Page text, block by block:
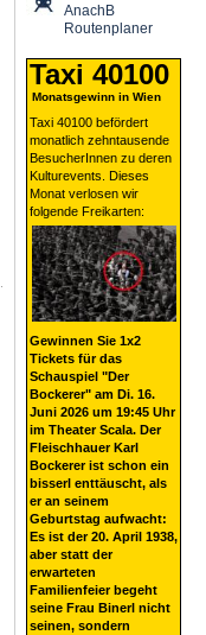
AnachB
Routenplaner
Taxi 40100
Monatsgewinn in Wien
Taxi 40100 befördert
monatlich zehntausende
BesucherInnen zu deren
Kulturevents. Dieses
Monat verlosen wir
folgende Freikarten:
Gewinnen Sie 1x2
Tickets für das
Schauspiel "Der
Bockerer" am Di. 16.
Juni 2026 um 19:45 Uhr
im Theater Scala. Der
Fleischhauer Karl
Bockerer ist schon ein
bisserl enttäuscht, als
er an seinem
Geburtstag aufwacht:
Es ist der 20. April 1938,
aber statt der
erwarteten
Familienfeier begeht
seine Frau Binerl nicht
seinen, sondern